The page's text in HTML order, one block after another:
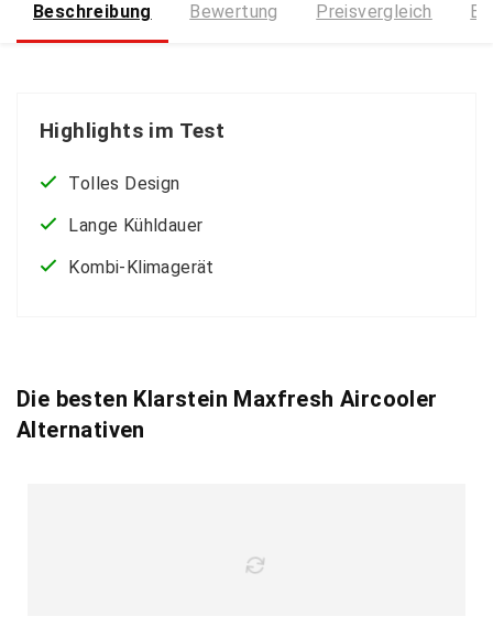
Beschreibung Bewertung Preisvergleich
Highlights im Test
Tolles Design
Lange Kühldauer
Kombi-Klimagerät
Die besten Klarstein Maxfresh Aircooler
Alternativen